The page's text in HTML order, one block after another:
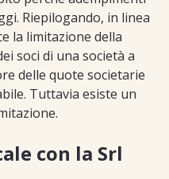
Riepilogando, in linea
la limitazione della
soci di una società a
delle quote societarie
Tuttavia esiste un
con la Srl